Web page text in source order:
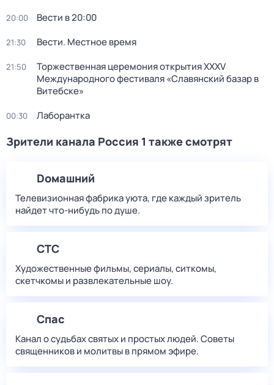
20:00 Вести в 20:00
21:30 Вести. Местное время
21:50
Торжественная церемония открытия XXXV
Международного фестиваля «Славянский базар в
Витебске»
00:30 Лаборантка
Зрители канала Россия 1 также смотрят
Dомашний
Телевизионная фабрика уюта, где каждый зритель
найдет что‑нибудь по душе.
СТС
Художественные фильмы, сериалы, ситкомы,
скетчкомы и развлекательные шоу.
Спас
Канал о судьбах святых и простых людей. Советы
священников и молитвы в прямом эфире.